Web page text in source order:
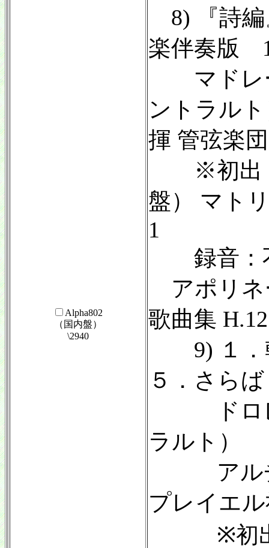
Alpha802
（国内盤）
\2940
8) 『詩編
楽伴奏版
マドレ
ントラル
揮 管弦楽団
※初出：
盤） マト
1
録音：
アポリネ
歌曲集
9) １．
５．さら
ドロレ
ラルト）
アルチ
プレイエ
※初出：